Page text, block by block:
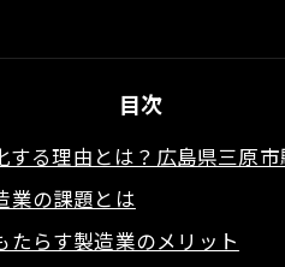
目次
する理由とは？広島県三原
業の課題とは
たらす製造業のメリット